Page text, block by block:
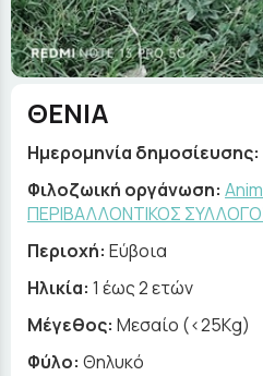
ΘΕΝΙΑ
Ημερομηνία δημοσίευσης:
Φιλοζωική οργάνωση:
ΠΕΡΙΒΑΛΛΟΝΤΙΚΟΣ
Περιοχή: Εύβοια
Ηλικία: 1 έως 2 ετών
Μέγεθος: Μεσαίο (<25Kg)
Φύλο: Θηλυκό